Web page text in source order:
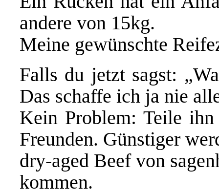
andere von 15kg.
Meine gewünschte
Falls du jetzt sagst:
Das schaffe ich ja nie
Kein Problem: Teile
Freunden. Günstiger
dry-aged Beef von
kommen.